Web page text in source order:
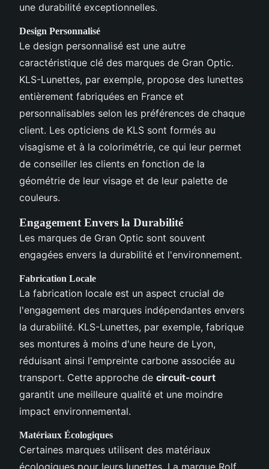
une durabilité exceptionnelles.
Design Personnalisé
Le design personnalisé est une autre
caractéristique clé des marques de Gran Optic.
KLS-Lunettes, par exemple, propose des lunettes
entièrement fabriquées en France et
personnalisables selon les préférences de chaque
client. Les opticiens de KLS sont formés au
visagisme et à la colorimétrie, ce qui leur permet
de conseiller les clients en fonction de la
géométrie de leur visage et de leur palette de
couleurs.
Engagement Envers la Durabilité
Les marques de Gran Optic sont souvent
engagées envers la durabilité et l'environnement.
Fabrication Locale
La fabrication locale est un aspect crucial de
l'engagement des marques indépendantes envers
la durabilité. KLS-Lunettes, par exemple, fabrique
ses montures à moins d'une heure de Lyon,
réduisant ainsi l'empreinte carbone associée au
transport. Cette approche de circuit-court
garantit une meilleure qualité et une moindre
impact environnemental.
Matériaux Écologiques
Certaines marques utilisent des matériaux
écologiques pour leurs lunettes. La marque Rolf,